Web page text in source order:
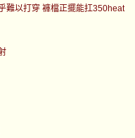
難以打穿 褲檔正擺能扛350heat